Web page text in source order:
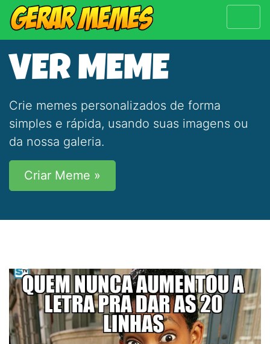
VER MEME
Crie memes personalizados de forma
simples e rápida, usando suas imagens ou
da nossa galeria.
Criar Meme »